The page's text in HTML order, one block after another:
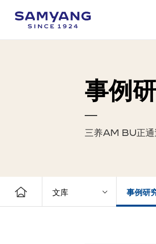
事例
三养AM BU正通
文库 事例研